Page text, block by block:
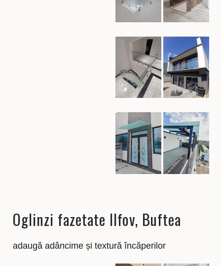
Oglinzi fazetate Ilfov, Buftea
adaugă adâncime și textură încăperilor